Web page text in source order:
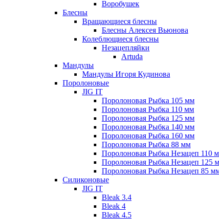
Воробушек
Блесны
Вращающиеся блесны
Блесны Алексея Вьюнова
Колеблющиеся блесны
Незацепляйки
Artuda
Мандулы
Мандулы Игоря Кудинова
Поролоновые
JIG IT
Поролоновая Рыбка 105 мм
Поролоновая Рыбка 110 мм
Поролоновая Рыбка 125 мм
Поролоновая Рыбка 140 мм
Поролоновая Рыбка 160 мм
Поролоновая Рыбка 88 мм
Поролоновая Рыбка Незацеп 110
Поролоновая Рыбка Незацеп 125
Поролоновая Рыбка Незацеп 85
Силиконовые
JIG IT
Bleak 3.4
Bleak 4
Bleak 4.5